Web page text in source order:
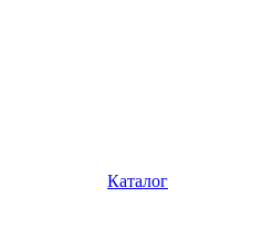
Каталог